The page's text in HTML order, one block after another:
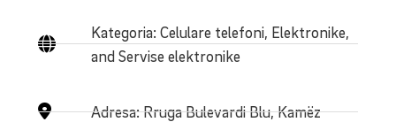
Kategoria: Celulare telefoni, Elektronike,
and Servise elektronike
Adresa:Rruga Bulevardi Blu, Kamëz